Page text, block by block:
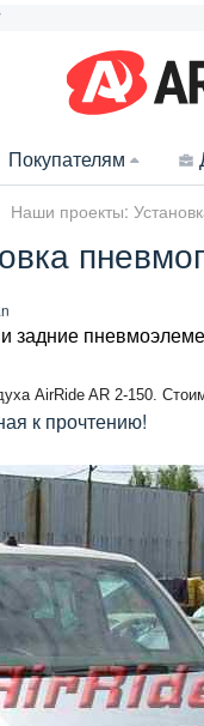
Покупателям
Наши проекты:
задние
AirRide AR 2-150.
к прочтению!